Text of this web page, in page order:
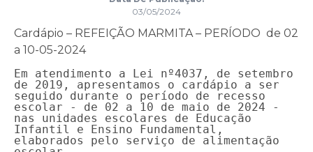
03/05/2024
Cardápio – REFEIÇÃO MARMITA – PERÍODO de 02
a 10-05-2024
Em atendimento a Lei nº4037, de setembro
de 2019, apresentamos o cardápio a ser
seguido durante o período de recesso
escolar - de 02 a 10 de maio de 2024 -
nas unidades escolares de Educação
Infantil e Ensino Fundamental,
elaborados pelo serviço de alimentação